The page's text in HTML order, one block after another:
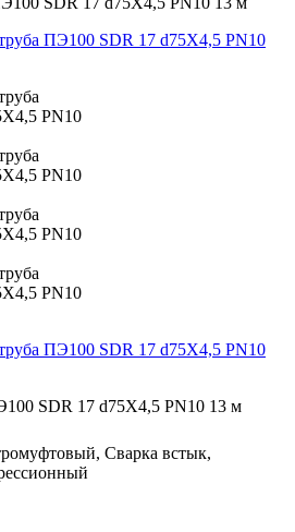
SDR 17 d75Х4,5 PN10 13 м
Сварка встык,